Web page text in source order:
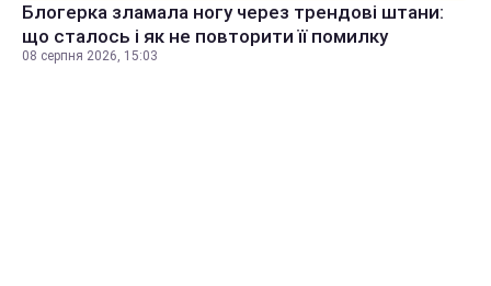
Блогерка зламала ногу через трендові штани:
що сталось і як не повторити її помилку
08 серпня 2026, 15:03